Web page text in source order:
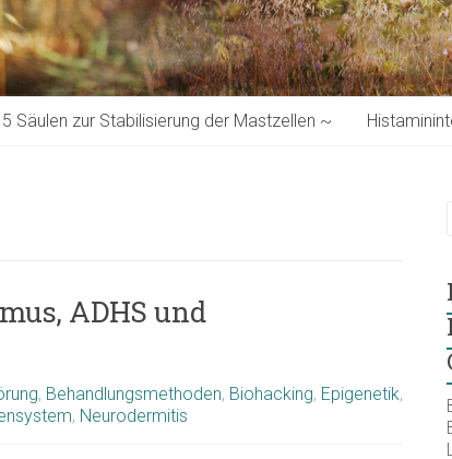
Säulen zur Stabilisierung der Mastzellen ~
ADHS und
, Behandlungsmethoden, Biohacking, Epigenetik,
, Neurodermitis